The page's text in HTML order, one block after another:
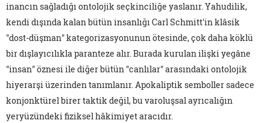
inancın sağladığı ontolojik seçkinciliğe yaslanır. Yahudilik,
kendi dışında kalan bütün insanlığı Carl Schmitt'in klâsik
"dost-düşman" kategorizasyonunun ötesinde, çok daha köklü
bir dışlayıcılıkla paranteze alır. Burada kurulan ilişki yegâne
"insan" öznesi ile diğer bütün "canlılar" arasındaki ontolojik
hiyerarşi üzerinden tanımlanır. Apokaliptik semboller sadece
konjonktürel birer taktik değil, bu varoluşsal ayrıcalığın
yeryüzündeki fiziksel hâkimiyet aracıdır.